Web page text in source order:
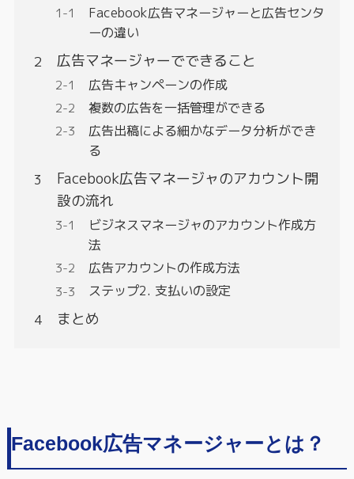
Facebook広告マネージャーと広告センタ
ーの違い
広告マネージャーでできること
広告キャンペーンの作成
複数の広告を一括管理ができる
広告出稿による細かなデータ分析ができ
る
Facebook広告マネージャのアカウント開
設の流れ
ビジネスマネージャのアカウント作成方
法
広告アカウントの作成方法
ステップ2. 支払いの設定
まとめ
Facebook広告マネージャーとは？